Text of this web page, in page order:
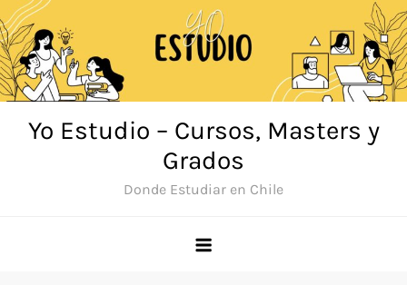
Saltar
al
contenido
Yo Estudio – Cursos, Masters y
Grados
Donde Estudiar en Chile